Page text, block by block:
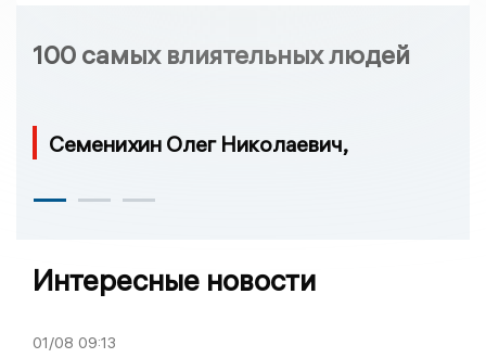
100 самых влиятельных людей
Семенихин Олег Николаевич,
Интересные новости
01/08 09:13